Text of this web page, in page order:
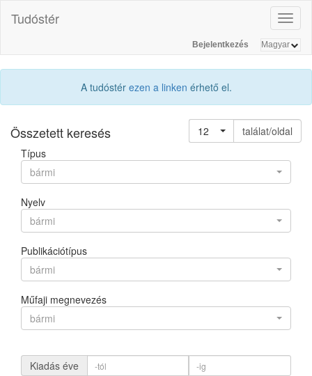
Tudóstér
Bejelentkezés
A tudóstér ezen a linken érhető el.
Összetett keresés 12
találat/oldal
Típus
bármi
Nyelv
bármi
Publikációtípus
bármi
Műfaji megnevezés
bármi
Kiadás éve